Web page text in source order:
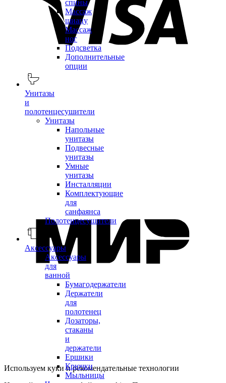
спины
Массаж
шиацу
Массаж
ног
Подсветка
Дополнительные
опции
Унитазы
и
полотенцесушители
Унитазы
Напольные
унитазы
Подвесные
унитазы
Умные
унитазы
Инсталляции
Комплектующие
для
санфаянса
Полотенцесушители
Аксессуары
Аксессуары
для
ванной
Бумагодержатели
Держатели
для
полотенец
Дозаторы,
стаканы
и
держатели
Ершики
Крючки
Мыльницы
Используем куки и рекомендательные технологии